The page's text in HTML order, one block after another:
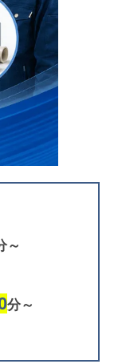
～
分～